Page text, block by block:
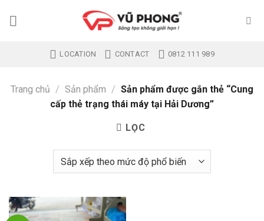
LOCATION CONTACT 0812 111 989
Trang chủ / Sản phẩm / Sản phẩm được gắn thẻ “Cung
cấp thẻ trạng thái máy tại Hải Dương”
LỌC